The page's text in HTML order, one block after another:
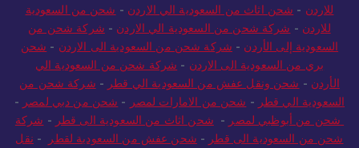
للاردن - شحن اثاث من السعودية الي الاردن - شحن من السعودية
للاردن - شركة شحن من السعودية الي الاردن - شركة شحن من
السعودية إلى الأردن - شركة شحن من السعودية الى الاردن - شحن
بري من السعودية الى الاردن - شركة شحن من السعودية الي
الأردن - شحن ونقل عفش من السعودية الي قطر - شركة شحن من
السعودية الي قطر - شحن من الامارات لمصر - شحن من دبي لمصر -
شحن من أبوظبي لمصر - شحن اثاث من السعودية الى قطر - شركة
شحن من السعودية الى قطر - شحن عفش من السعودية لقطر - نقل